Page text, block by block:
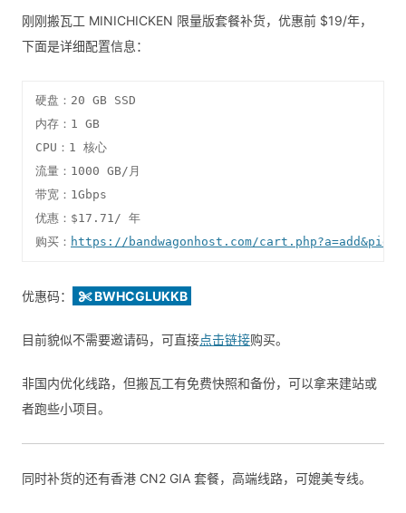
刚刚搬瓦工 MINICHICKEN 限量版套餐补货，优惠前 $19/年，
下面是详细配置信息：
硬盘：20 GB SSD
内存：1 GB
CPU：1 核心
流量：1000 GB/月
带宽：1Gbps
优惠：$17.71/ 年
购买： https://bandwagonhost.com/
优惠码： BWHCGLUKKB
目前貌似不需要邀请码，可直接点击链接购买。
非国内优化线路，但搬瓦工有免费快照和备份，可以拿来建站或
者跑些小项目。
同时补货的还有香港 CN2 GIA 套餐，高端线路，可媲美专线。